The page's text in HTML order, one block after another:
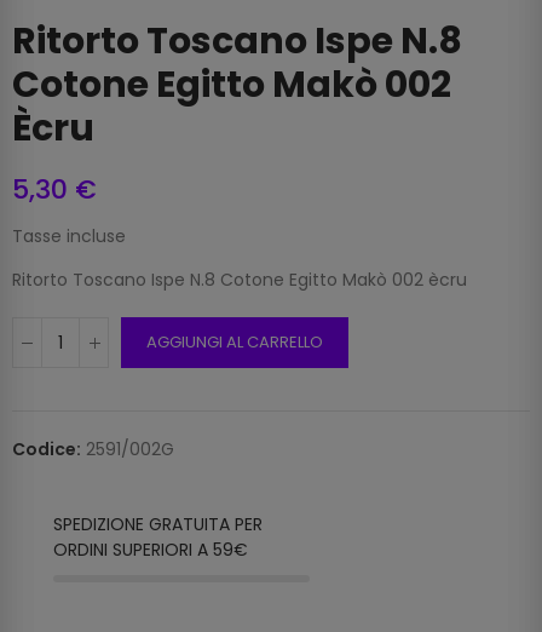
Ritorto Toscano Ispe N.8
Cotone Egitto Makò 002
Ècru
5,30 €
Tasse incluse
Ritorto Toscano Ispe N.8 Cotone Egitto Makò 002 ècru
AGGIUNGI AL CARRELLO
Codice: 2591/002G
SPEDIZIONE GRATUITA PER
ORDINI SUPERIORI A 59€